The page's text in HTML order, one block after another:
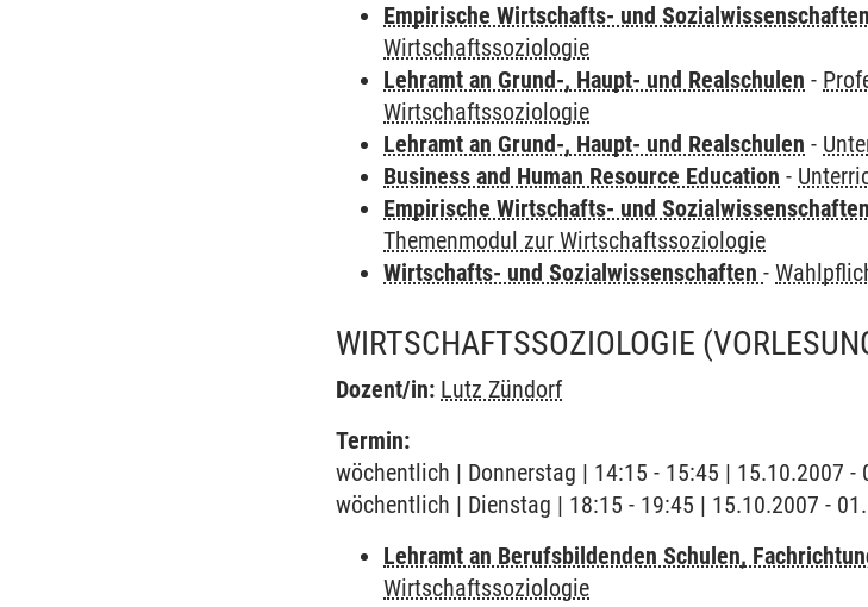
Empirische Wirtschafts- und
Wirtschaftssoziologie
Lehramt an Grund-, Haupt- und Realschulen -
Wirtschaftssoziologie
Lehramt an Grund-, Haupt- und Realschulen -
Business and Human Resource Education -
Empirische Wirtschafts- und
Themenmodul zur Wirtschaftssoziologie
Wirtschafts- und Sozialwissenschaften-
WIRTSCHAFTSSOZIOLOGIE
Dozent/in: Lutz Zündorf
Termin:
wöchentlich | Donnerstag | 14:15 - 15:45 | 15.10.2007 -
wöchentlich | Dienstag | 18:15 - 19:45 | 15.10.2007 -
Lehramt an Berufsbildenden Schulen,
Wirtschaftssoziologie